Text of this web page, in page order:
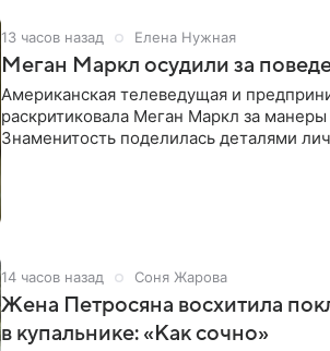
13 часов назад Елена Нужная
Меган Маркл осудили за
Американская телеведущая и
раскритиковала Меган Маркл за
Знаменитость поделилась деталями
14 часов назад Соня Жарова
Жена Петросяна восхитила
в купальнике: «Как сочно»